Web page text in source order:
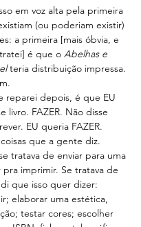
em voz alta pela primeira
(ou poderiam existir)
a primeira [mais óbvia, e
é que o Abelhas e
teria distribuição impressa.
reparei depois, é que EU
livro. FAZER. Não disse
EU queria FAZER.
que a gente diz.
tratava de enviar para uma
imprimir. Se tratava de
que isso quer dizer:
elaborar uma estética,
testar cores; escolher